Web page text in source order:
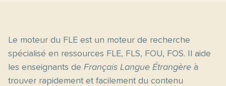
Le moteur du FLE est un moteur de recherche
spécialisé en ressources FLE, FLS, FOU, FOS. Il aide
les enseignants de Français Langue Étrangère à
trouver rapidement et facilement du contenu